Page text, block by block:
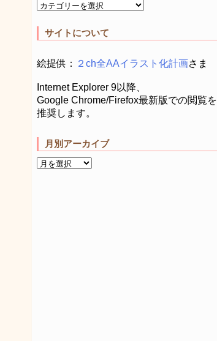
サイトについて
絵提供： ２ch全AAイラスト化計画さま
Internet Explorer 9以降、
Google Chrome/Firefox最新版での閲覧を
推奨します。
月別アーカイブ